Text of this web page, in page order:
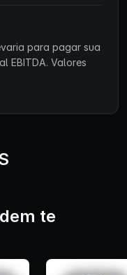
para pagar sua
EBITDA. Valores
te